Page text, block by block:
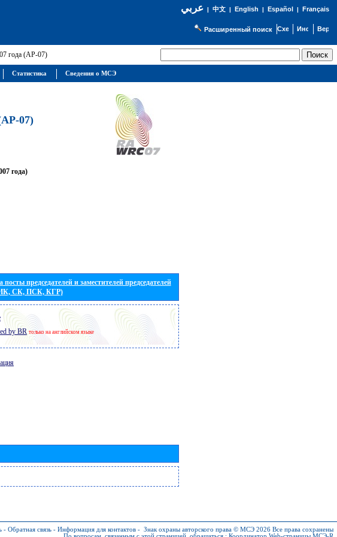
عربي| 中文| English | Español | Français
Расширенный поиск
года (АР-07)
07)
года)
председателей и заместителей председателей
СК, ПСК, КГР)
by BR только на английском языке
- Обратная связь - Информация для контактов - Знак охраны авторского права © МСЭ 2026 Все права сохранены
Статистика Сведения о МСЭ